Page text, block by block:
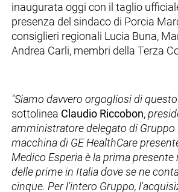
inaugurata oggi con il taglio
presenza del sindaco di Porcia
consiglieri regionali Lucia Buna,
Andrea Carli, membri della Terza
"Siamo davvero orgogliosi di
sottolinea Claudio Riccobon,
amministratore delegato di
macchina di GE HealthCare
Medico Esperia è la prima presente
delle prime in Italia dove se ne
cinque. Per l'intero Gruppo,